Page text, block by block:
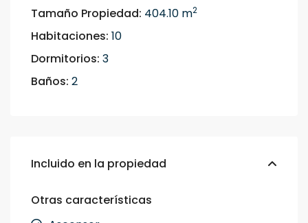
Tamaño Propiedad: 404.10 m2
Habitaciones: 10
Dormitorios: 3
Baños: 2
Incluido en la propiedad
Otras características